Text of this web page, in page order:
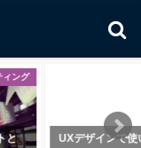
ィング
と
UXデザインで使